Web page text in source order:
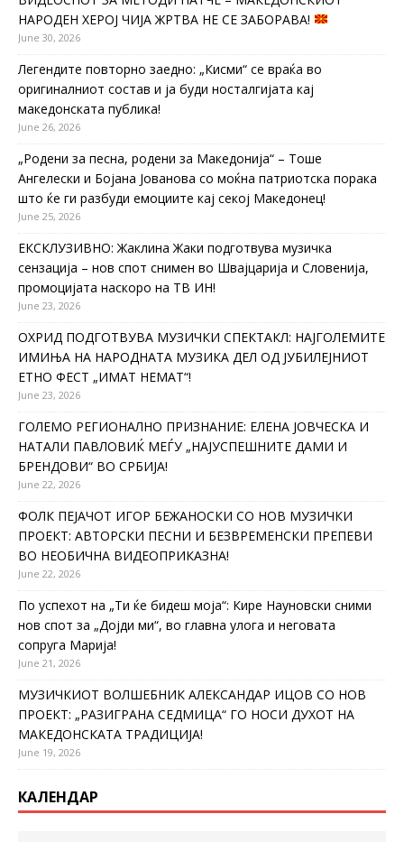
НАРОДЕН ХЕРОЈ ЧИЈА ЖРТВА НЕ СЕ ЗАБОРАВА!
June 30, 2026
Легендите повторно заедно: „Кисми“ се враќа во
оригиналниот состав и ја буди носталгијата кај
македонската публика!
June 26, 2026
„Родени за песна, родени за Македонија“ – Тоше
Ангелески и Бојана Јованова со моќна патриотска порака
што ќе ги разбуди емоциите кај секој Македонец!
June 25, 2026
ЕКСКЛУЗИВНО: Жаклина Жаки подготвува музичка
сензација – нов спот снимен во Швајцарија и Словенија,
промоцијата наскоро на ТВ ИН!
June 23, 2026
ОХРИД ПОДГОТВУВА МУЗИЧКИ СПЕКТАКЛ: НАЈГОЛЕМИТЕ
ИМИЊА НА НАРОДНАТА МУЗИКА ДЕЛ ОД ЈУБИЛЕЈНИОТ
ЕТНО ФЕСТ „ИМАТ НЕМАТ“!
June 23, 2026
ГОЛЕМО РЕГИОНАЛНО ПРИЗНАНИЕ: ЕЛЕНА ЈОВЧЕСКА И
НАТАЛИ ПАВЛОВИЌ МЕЃУ „НАЈУСПЕШНИТЕ ДАМИ И
БРЕНДОВИ“ ВО СРБИЈА!
June 22, 2026
ФОЛК ПЕЈАЧОТ ИГОР БЕЖАНОСКИ СО НОВ МУЗИЧКИ
ПРОЕКТ: АВТОРСКИ ПЕСНИ И БЕЗВРЕМЕНСКИ ПРЕПЕВИ
ВО НЕОБИЧНА ВИДЕОПРИКАЗНА!
June 22, 2026
По успехот на „Ти ќе бидеш моја“: Кире Науновски сними
нов спот за „Дојди ми“, во главна улога и неговата
сопруга Марија!
June 21, 2026
МУЗИЧКИОТ ВОЛШЕБНИК АЛЕКСАНДАР ИЦОВ СО НОВ
ПРОЕКТ: „РАЗИГРАНА СЕДМИЦА“ ГО НОСИ ДУХОТ НА
МАКЕДОНСКАТА ТРАДИЦИЈА!
June 19, 2026
КАЛЕНДАР